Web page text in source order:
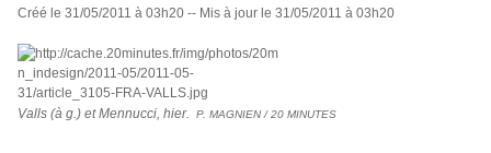
Créé le 31/05/2011 à 03h20 -- Mis à jour le 31/05/2011 à 03h20
Valls (à g.) et Mennucci, hier. P. MAGNIEN / 20 MINUTES